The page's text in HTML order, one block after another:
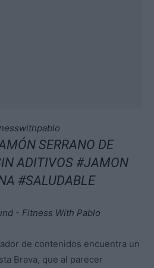
SERRANO DE
ADITIVOS #JAMON
#SALUDABLE
- Fitness With Pablo
de contenidos encuentra un
Brava, que al parecer